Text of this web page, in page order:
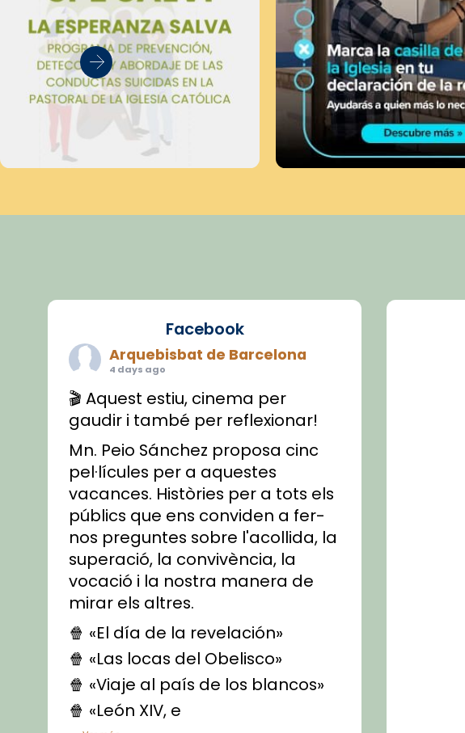
Facebook
Arquebisbat de Barcelona
4 days ago
🎬 Aquest estiu, cinema per
gaudir i també per reflexionar!
Mn. Peio Sánchez proposa cinc
pel·lícules per a aquestes
vacances. Històries per a tots els
públics que ens conviden a fer-
nos preguntes sobre l'acollida, la
superació, la convivència, la
vocació i la nostra manera de
mirar els altres.
🍿 «El día de la revelación»
🍿 «Las locas del Obelisco»
🍿 «Viaje al país de los blancos»
🍿 «León XIV, e